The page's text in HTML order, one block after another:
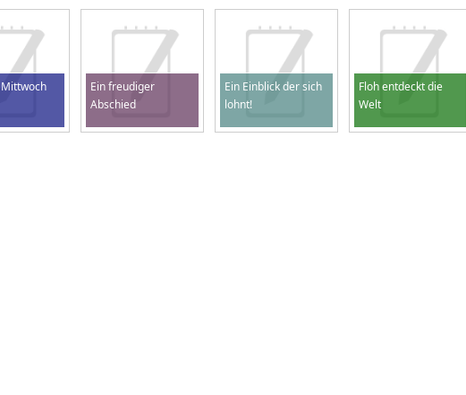
Ein freudiger
Abschied
Ein Einblick der sich
lohnt!
Floh entdeckt die
Welt